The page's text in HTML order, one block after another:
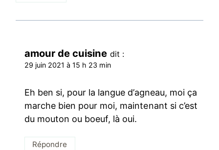
amour de cuisine dit :
29 juin 2021 à 15 h 23 min
Eh ben si, pour la langue d’agneau, moi ça
marche bien pour moi, maintenant si c’est
du mouton ou boeuf, là oui.
Répondre